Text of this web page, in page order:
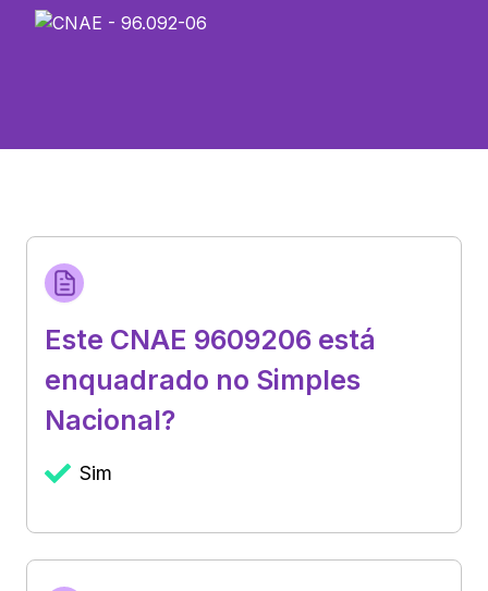
Este CNAE 9609206 está
enquadrado no Simples
Nacional?
Sim